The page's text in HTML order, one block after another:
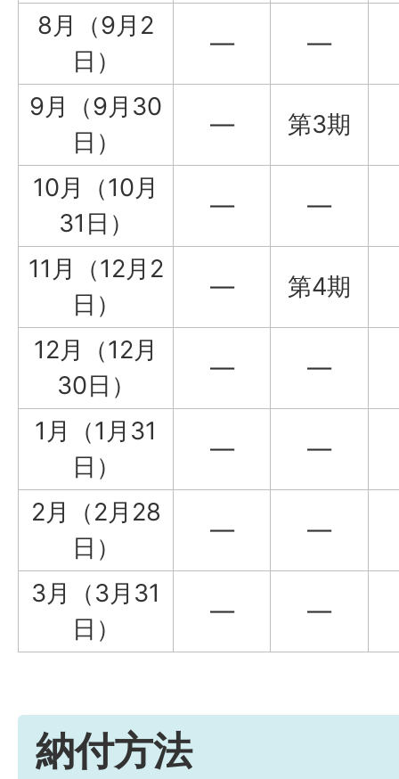
8月（9月2
日）
― ―
9月（9月30
日）
― 第3期
10月（10月
31日）
― ―
11月（12月2
日）
― 第4期
12月（12月
30日）
― ―
1月（1月31
日）
― ―
2月（2月28
日）
― ―
3月（3月31
日）
― ―
納付方法